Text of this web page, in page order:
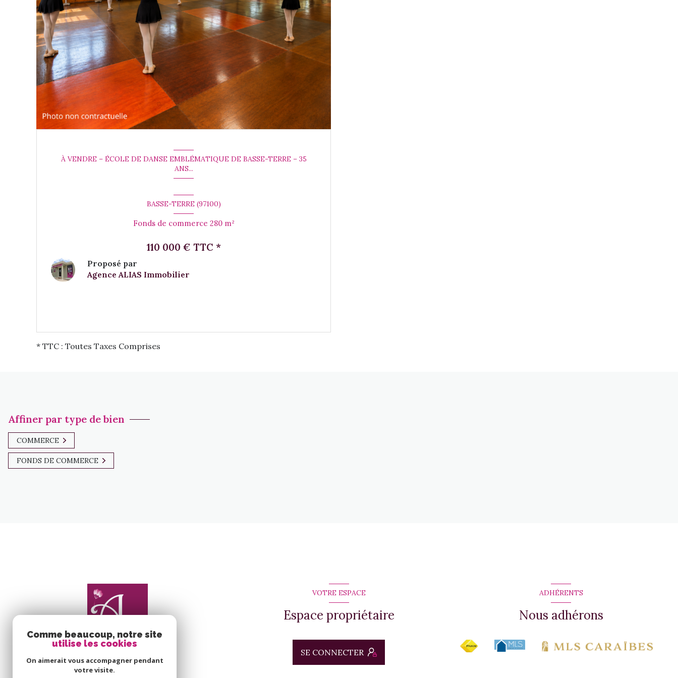
À VENDRE – ÉCOLE DE DANSE EMBLÉMATIQUE DE BASSE-TERRE – 35
ANS...
BASSE-TERRE (97100)
Fonds de commerce 280 m²
110 000 € TTC *
Proposé par
Agence ALIAS Immobilier
* TTC : Toutes Taxes Comprises
Affiner par type de bien
COMMERCE
FONDS DE COMMERCE
VOTRE ESPACE
Espace propriétaire
SE CONNECTER
ADHÉRENTS
Nous adhérons
Comme beaucoup, notre site
utilise les cookies
On aimerait vous accompagner pendant
votre visite.